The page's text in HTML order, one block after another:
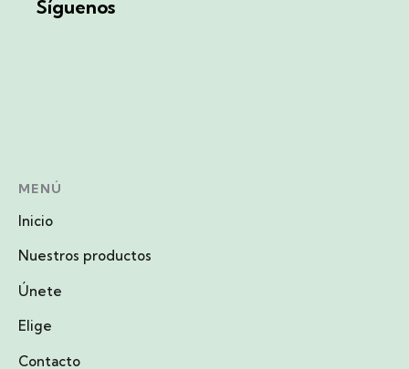
Síguenos
MENÚ
Inicio
Nuestros productos
Únete
Elige
Contacto